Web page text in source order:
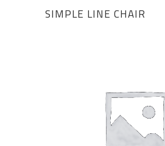
SIMPLE LINE CHAIR